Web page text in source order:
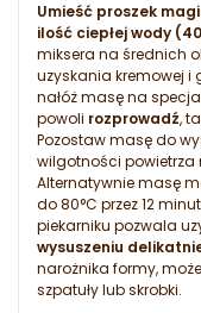
Umieść proszek
ilość ciepłej wody
miksera na średnich
uzyskania kremowej i
nałóż masę na
powoli rozprowadź,
Pozostaw masę do
wilgotności powietrza
Alternatywnie masę
do 80°C przez 12
piekarniku pozwala
wysuszeniu
narożnika formy,
szpatuły lub skrobki.